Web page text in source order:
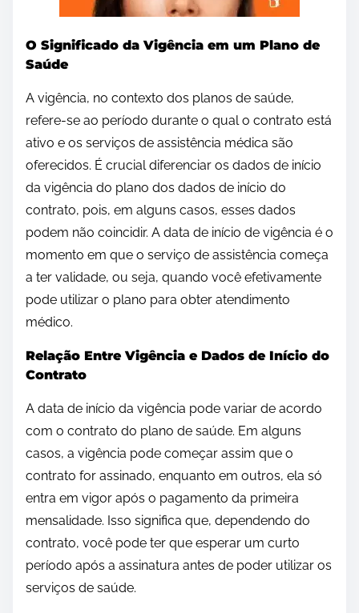
O Significado da Vigência em um Plano de
Saúde
A vigência, no contexto dos planos de saúde,
refere-se ao período durante o qual o contrato está
ativo e os serviços de assistência médica são
oferecidos. É crucial diferenciar os dados de início
da vigência do plano dos dados de início do
contrato, pois, em alguns casos, esses dados
podem não coincidir. A data de início de vigência é o
momento em que o serviço de assistência começa
a ter validade, ou seja, quando você efetivamente
pode utilizar o plano para obter atendimento
médico.
Relação Entre Vigência e Dados de Início do
Contrato
A data de início da vigência pode variar de acordo
com o contrato do plano de saúde. Em alguns
casos, a vigência pode começar assim que o
contrato for assinado, enquanto em outros, ela só
entra em vigor após o pagamento da primeira
mensalidade. Isso significa que, dependendo do
contrato, você pode ter que esperar um curto
período após a assinatura antes de poder utilizar os
serviços de saúde.